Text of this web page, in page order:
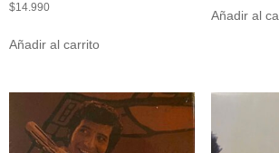
$14.990
Añadir al carrito
Añadir al